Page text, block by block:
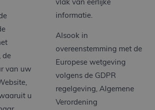
de
van uw
u
vlak van eerlijke
informatie.
Alsook in
overeenstemming met de
Europese wetgeving
volgens de GDPR
regelgeving, Algemene
Verordening